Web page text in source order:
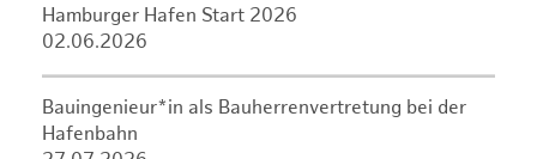
Hamburger Hafen Start 2026
02.06.2026
Bauingenieur*in als Bauherrenvertretung bei der
Hafenbahn